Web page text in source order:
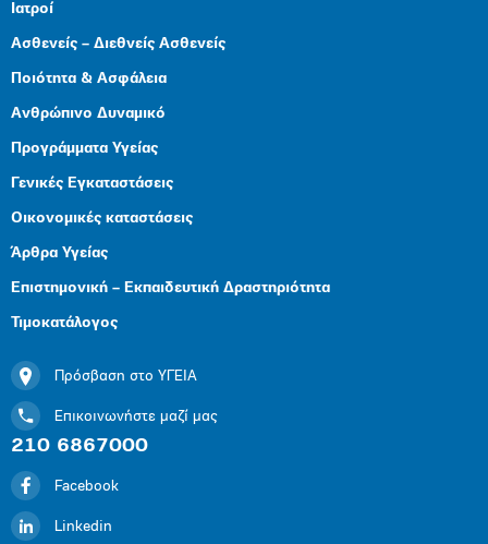
Ιατροί
Ασθενείς – Διεθνείς Ασθενείς
Ποιότητα & Ασφάλεια
Ανθρώπινο Δυναμικό
Προγράμματα Υγείας
Γενικές Εγκαταστάσεις
Οικονομικές καταστάσεις
Άρθρα Υγείας
Επιστημονική – Εκπαιδευτική Δραστηριότητα
Τιμοκατάλογος
Πρόσβαση στο ΥΓΕΙΑ
Επικοινωνήστε μαζί μας
210 6867000
Facebook
Linkedin